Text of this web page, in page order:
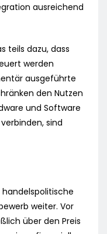
ausreichend
teils dazu, dass
werden
ausgeführte
den Nutzen
und Software
sind
weiter. Vor
über den Preis